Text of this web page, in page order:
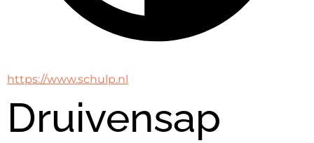
https://www.schulp.nl
Druivensap